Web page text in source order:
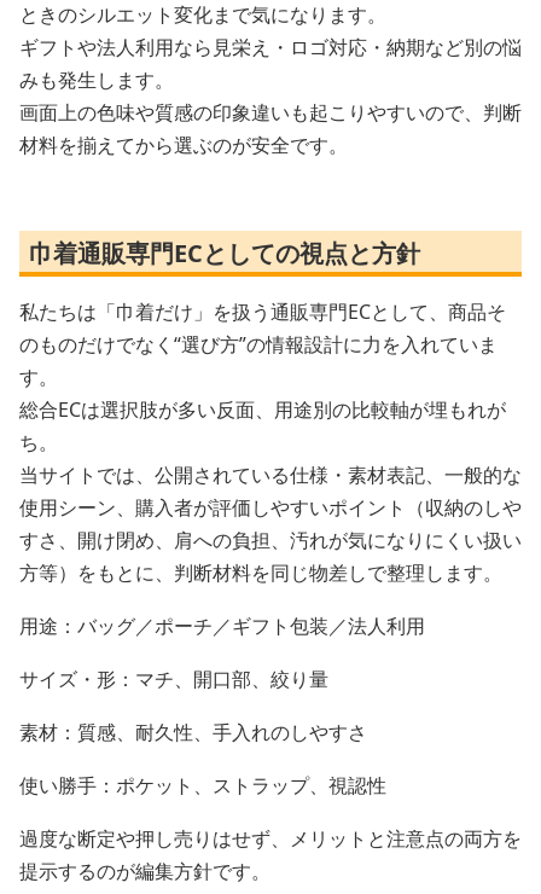
ときのシルエット変化まで気になります。
ギフトや法人利用なら見栄え・ロゴ対応・納期など別の悩
みも発生します。
画面上の色味や質感の印象違いも起こりやすいので、判断
材料を揃えてから選ぶのが安全です。
巾着通販専門ECとしての視点と方針
私たちは「巾着だけ」を扱う通販専門ECとして、商品そ
のものだけでなく“選び方”の情報設計に力を入れていま
す。
総合ECは選択肢が多い反面、用途別の比較軸が埋もれが
ち。
当サイトでは、公開されている仕様・素材表記、一般的な
使用シーン、購入者が評価しやすいポイント（収納のしや
すさ、開け閉め、肩への負担、汚れが気になりにくい扱い
方等）をもとに、判断材料を同じ物差しで整理します。
用途：バッグ／ポーチ／ギフト包装／法人利用
サイズ・形：マチ、開口部、絞り量
素材：質感、耐久性、手入れのしやすさ
使い勝手：ポケット、ストラップ、視認性
過度な断定や押し売りはせず、メリットと注意点の両方を
提示するのが編集方針です。